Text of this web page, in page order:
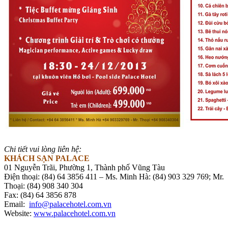
Chi tiết vui lòng liên hệ:
KHÁCH SẠN PALACE
01 Nguyễn Trãi, Phường 1, Thành phố Vũng Tàu
Điện thoại: (84) 64 3856 411 – Ms. Minh Hà: (84) 903 329 769; Mr.
Thoại: (84) 908 340 304
Fax: (84) 64 3856 878
Email: info@palacehotel.com.vn
Website: www.palacehotel.com.vn